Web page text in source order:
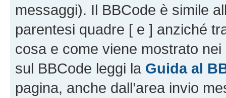
messaggi). Il BBCode è simile
parentesi quadre [ e ] anziché
cosa e come viene mostrato
sul BBCode leggi la Guida al
pagina, anche dall’area invio